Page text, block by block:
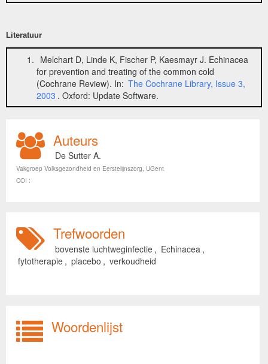
Literatuur
Melchart D, Linde K, Fischer P, Kaesmayr J. Echinacea
for prevention and treating of the common cold
(Cochrane Review). In: The Cochrane Library, Issue 3,
2003 . Oxford: Update Software.
Auteurs
De Sutter A.
Vakgroep Volksgezondheid en Eerstelijnszorg, UGent
COI :
Trefwoorden
bovenste luchtweginfectie , Echinacea ,
fytotherapie , placebo , verkoudheid
Woordenlijst